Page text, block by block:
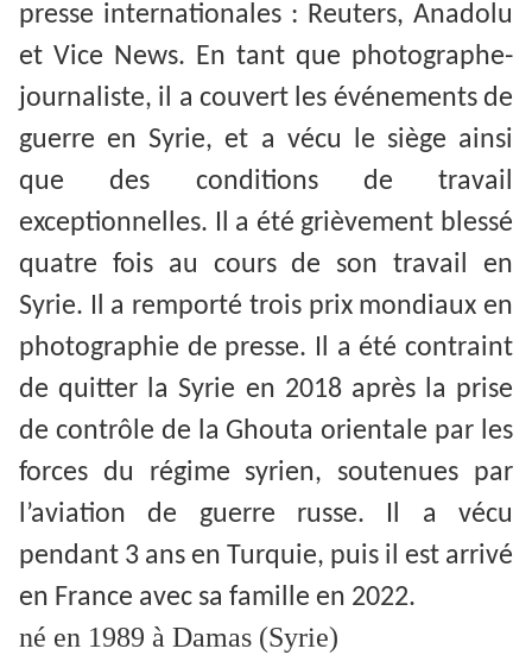
presse internationales : Reuters, Anadolu
et Vice News. En tant que photographe-
journaliste, il a couvert les événements de
guerre en Syrie, et a vécu le siège ainsi
que des conditions de travail
exceptionnelles. Il a été grièvement blessé
quatre fois au cours de son travail en
Syrie. Il a remporté trois prix mondiaux en
photographie de presse. Il a été contraint
de quitter la Syrie en 2018 après la prise
de contrôle de la Ghouta orientale par les
forces du régime syrien, soutenues par
l’aviation de guerre russe. Il a vécu
pendant 3 ans en Turquie, puis il est arrivé
en France avec sa famille en 2022.
né en 1989 à Damas (Syrie)